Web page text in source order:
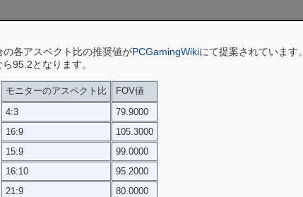
各アスペクト比の推奨値がPCGamingWikiにて提案されています。
95.2となります。
モニターのアスペクト比
FOV値
4:3
79.9000
16:9
105.3000
15:9
99.0000
16:10
95.2000
21:9
80.0000